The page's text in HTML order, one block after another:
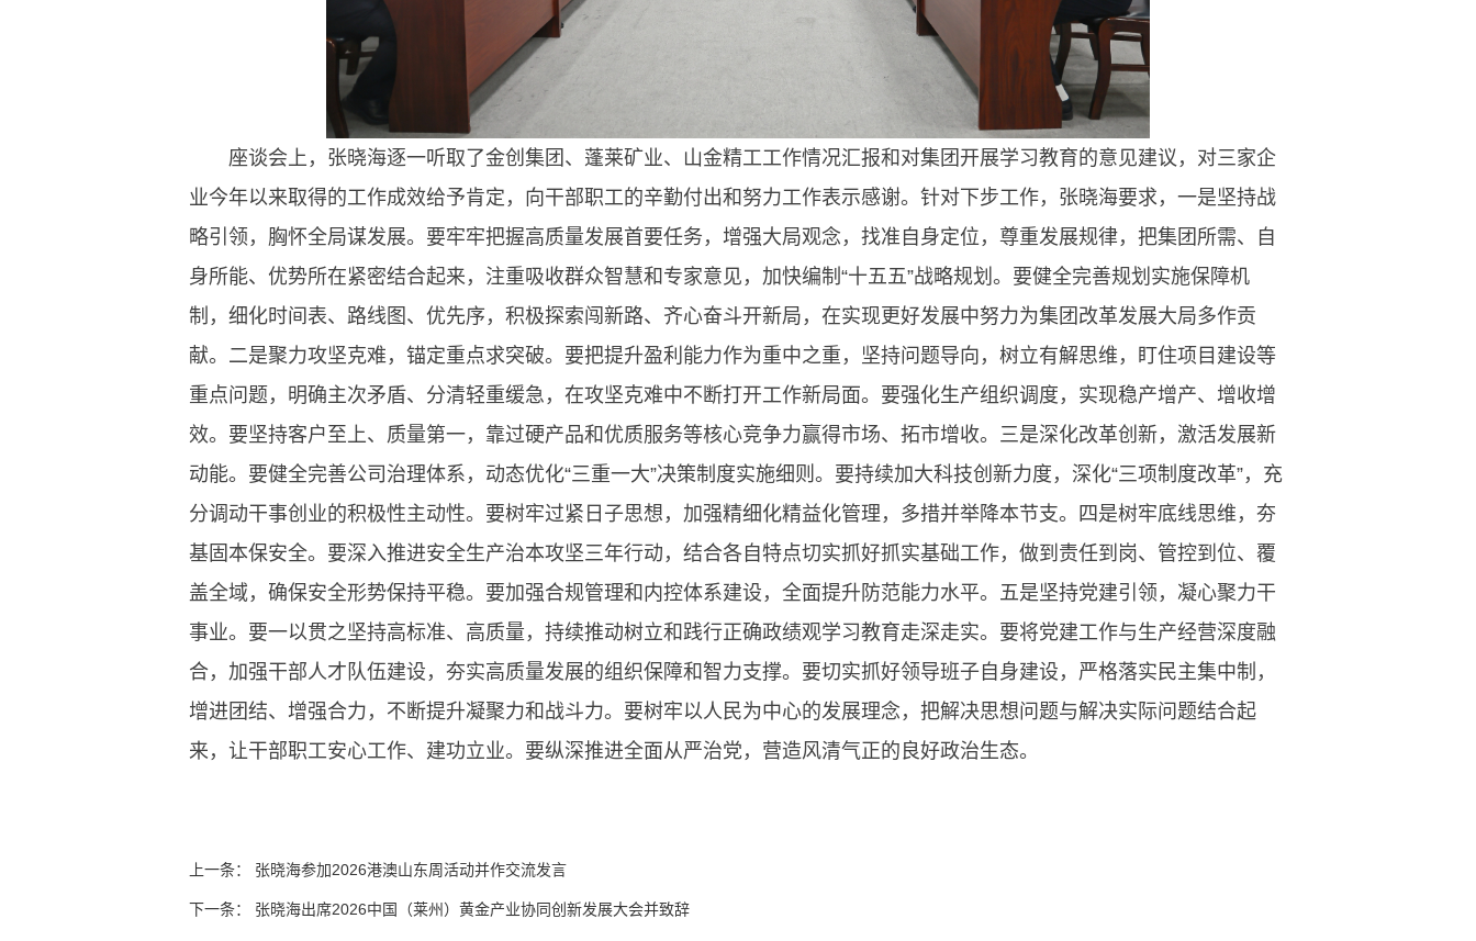
座谈会上，张晓海逐一听取了金创集团、蓬莱矿业、山金精工工作情况汇报和对集团开展学习教育的意见建议，对三家企
业今年以来取得的工作成效给予肯定，向干部职工的辛勤付出和努力工作表示感谢。针对下步工作，张晓海要求，一是坚持战
略引领，胸怀全局谋发展。要牢牢把握高质量发展首要任务，增强大局观念，找准自身定位，尊重发展规律，把集团所需、自
身所能、优势所在紧密结合起来，注重吸收群众智慧和专家意见，加快编制“十五五”战略规划。要健全完善规划实施保障机
制，细化时间表、路线图、优先序，积极探索闯新路、齐心奋斗开新局，在实现更好发展中努力为集团改革发展大局多作贡
献。二是聚力攻坚克难，锚定重点求突破。要把提升盈利能力作为重中之重，坚持问题导向，树立有解思维，盯住项目建设等
重点问题，明确主次矛盾、分清轻重缓急，在攻坚克难中不断打开工作新局面。要强化生产组织调度，实现稳产增产、增收增
效。要坚持客户至上、质量第一，靠过硬产品和优质服务等核心竞争力赢得市场、拓市增收。三是深化改革创新，激活发展新
动能。要健全完善公司治理体系，动态优化“三重一大”决策制度实施细则。要持续加大科技创新力度，深化“三项制度改革”，充
分调动干事创业的积极性主动性。要树牢过紧日子思想，加强精细化精益化管理，多措并举降本节支。四是树牢底线思维，夯
基固本保安全。要深入推进安全生产治本攻坚三年行动，结合各自特点切实抓好抓实基础工作，做到责任到岗、管控到位、覆
盖全域，确保安全形势保持平稳。要加强合规管理和内控体系建设，全面提升防范能力水平。五是坚持党建引领，凝心聚力干
事业。要一以贯之坚持高标准、高质量，持续推动树立和践行正确政绩观学习教育走深走实。要将党建工作与生产经营深度融
合，加强干部人才队伍建设，夯实高质量发展的组织保障和智力支撑。要切实抓好领导班子自身建设，严格落实民主集中制，
增进团结、增强合力，不断提升凝聚力和战斗力。要树牢以人民为中心的发展理念，把解决思想问题与解决实际问题结合起
来，让干部职工安心工作、建功立业。要纵深推进全面从严治党，营造风清气正的良好政治生态。
上一条： 张晓海参加2026港澳山东周活动并作交流发言
下一条： 张晓海出席2026中国（莱州）黄金产业协同创新发展大会并致辞